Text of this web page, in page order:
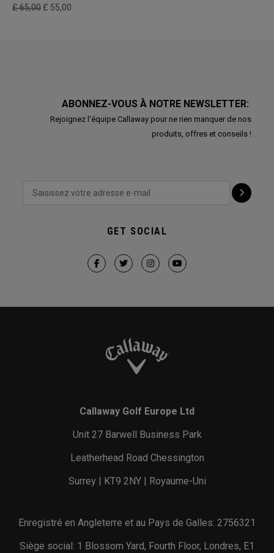
£ 65,00 £ 55,00
ABONNEZ-VOUS À NOTRE NEWSLETTER:
Rejoignez l'équipe Callaway pour ne rien manquer de nos
produits, offres et conseils !
GET SOCIAL
Callaway Golf Europe Ltd
Unit 27 Barwell Business Park
Leatherhead Road Chessington
Surrey | KT9 2NY | Royaume-Uni
Enregistré en Angleterre et au Pays de Galles: 2756321
Siège social: 1 Blossom Yard, Fourth Floor, Londres, E1